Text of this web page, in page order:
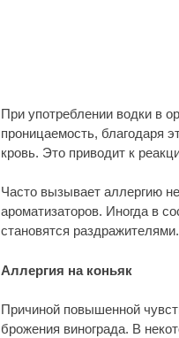
При употреблении водки в
проницаемость, благодаря
кровь. Это приводит к
Часто вызывает аллергию
ароматизаторов. Иногда в
становятся раздражителями.
Аллергия на коньяк
Причиной повышенной
брожения винограда. В